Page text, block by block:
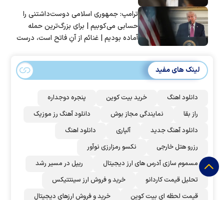
ترامپ: جمهوری اسلامی دوست‌داشتنی را
حسابی می‌کوبیم | برای بزرگ‌ترین حمله
آماده بودیم | غنائم از آنِ فاتح است، درست
لینک های مفید
دانلود اهنگ خرید بیت کوین
پنجره دوجداره
راز بقا
نمایندگی مجاز بوش
دانلود آهنگ رز‌ موزیک
دانلود آهنگ جدید
آلپاری
دانلود اهنگ
رزرو هتل خارجی
نکسو رمزارزی نوآور
مسموم سازی آدرس های ارز دیجیتال
ریپل در مسیر رشد
تحلیل قیمت کاردانو
خرید و فروش ارز سینتتیکس
قیمت لحظه ای بیت کوین
خرید و فروش ارزهای دیجیتال